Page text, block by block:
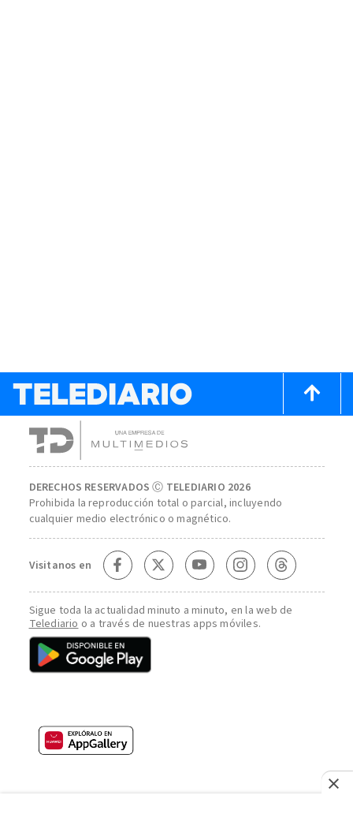
DERECHOS RESERVADOS Ⓒ TELEDIARIO 2026
Prohibida la reproducción total o parcial, incluyendo
cualquier medio electrónico o magnético.
Visitanos en
Sigue toda la actualidad minuto a minuto, en la web de
Telediario o a través de nuestras apps móviles.